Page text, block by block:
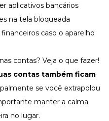
aplicativos bancários
na tela bloqueada
caso o aparelho
contas? Veja o que fazer!
contas também ficam
se você extrapolou
manter a calma
no lugar.